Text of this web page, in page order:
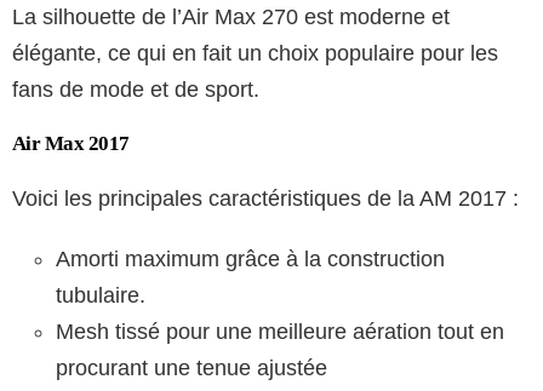
La silhouette de l’Air Max 270 est moderne et
élégante, ce qui en fait un choix populaire pour les
fans de mode et de sport.
Air Max 2017
Voici les principales caractéristiques de la AM 2017 :
Amorti maximum grâce à la construction
tubulaire.
Mesh tissé pour une meilleure aération tout en
procurant une tenue ajustée